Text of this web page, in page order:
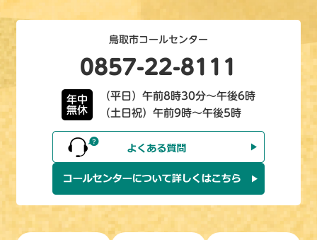
鳥取市コールセンター
0857-22-8111
年中
無休
（平日）午前8時30分～午後6時
（土日祝）午前9時～午後5時